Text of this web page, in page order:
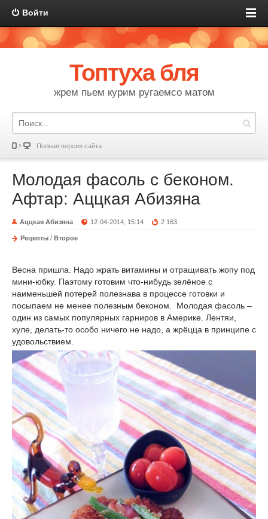
Войти
Топтуха бля
жрем пьем курим ругаемсо матом
Полная версия сайта
Молодая фасоль с беконом.
Афтар: Аццкая Абизяна
Аццкая Абизяна 12-04-2014, 15:14 2 163
Рецепты / Второе
Весна пришла. Надо жрать витамины и отращивать жопу под
мини-юбку. Паэтому готовим что-нибудь зелёное с
наименьшей потерей полезнава в процессе готовки и
посыпаем не менее полезным беконом. Молодая фасоль –
один из самых популярных гарниров в Америке. Лентяи,
хуле, делать-то особо ничего не надо, а жрёцца в принципе с
удовольствием.